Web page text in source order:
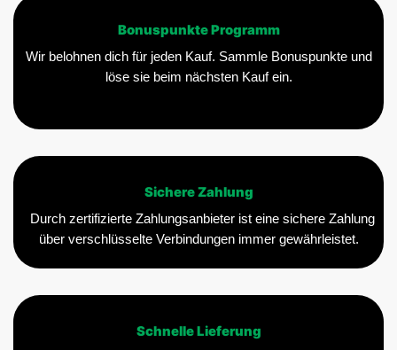
Bonuspunkte Programm
Wir belohnen dich für jeden Kauf. Sammle Bonuspunkte und
löse sie beim nächsten Kauf ein.
Sichere Zahlung
Durch zertifizierte Zahlungsanbieter ist eine sichere Zahlung
über verschlüsselte Verbindungen immer gewährleistet.
Schnelle Lieferung